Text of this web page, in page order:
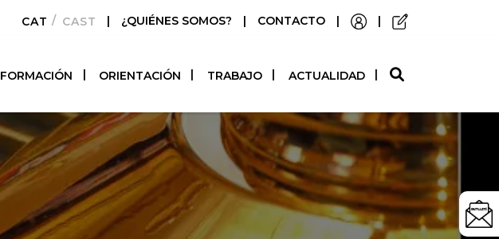
CATALÀCASTELLANO
| ¿QUIÉNES SOMOS? | CONTACTO | |
FORMACIÓN ORIENTACIÓN TRABAJO ACTUALIDAD